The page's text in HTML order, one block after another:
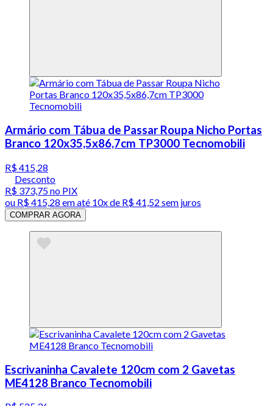
Armário com Tábua de Passar Roupa Nicho Portas
Branco 120x35,5x86,7cm TP3000 Tecnomobili
R$ 415,28
Desconto
R$ 373,75no PIX
ou R$ 415,28 em até 10x de R$ 41,52 sem juros
COMPRAR AGORA
Escrivaninha Cavalete 120cm com 2 Gavetas
ME4128 Branco Tecnomobili